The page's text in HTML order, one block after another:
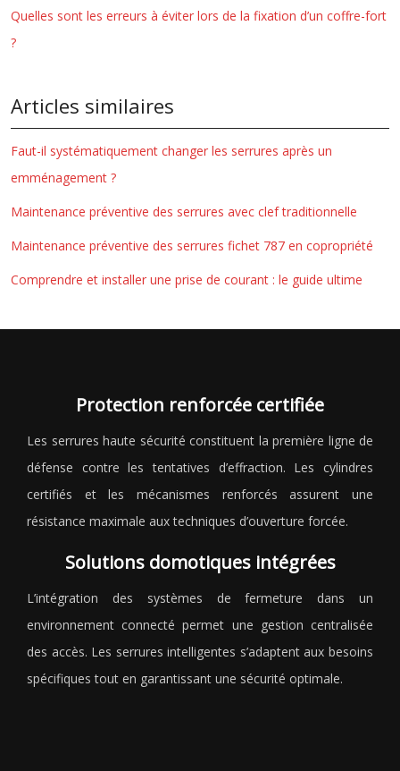
Quelles sont les erreurs à éviter lors de la fixation d’un coffre-fort
?
Articles similaires
Faut-il systématiquement changer les serrures après un
emménagement ?
Maintenance préventive des serrures avec clef traditionnelle
Maintenance préventive des serrures fichet 787 en copropriété
Comprendre et installer une prise de courant : le guide ultime
Protection renforcée certifiée
Les serrures haute sécurité constituent la première ligne de
défense contre les tentatives d’effraction. Les cylindres
certifiés et les mécanismes renforcés assurent une
résistance maximale aux techniques d’ouverture forcée.
Solutions domotiques intégrées
L’intégration des systèmes de fermeture dans un
environnement connecté permet une gestion centralisée
des accès. Les serrures intelligentes s’adaptent aux besoins
spécifiques tout en garantissant une sécurité optimale.